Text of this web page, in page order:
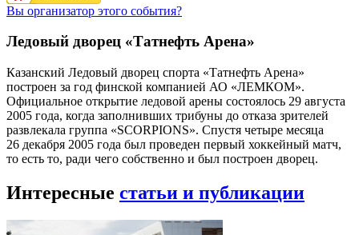
Вы организатор этого события?
Ледовый дворец «Татнефть Арена»
Казанский Ледовый дворец спорта «Татнефть Арена»
построен за год финской компанией АО «ЛЕМКОМ».
Официальное открытие ледовой арены состоялось 29 августа
2005 года, когда заполнивших трибуны до отказа зрителей
развлекала группа «SCORPIONS». Спустя четыре месяца
26 декабря 2005 года был проведен первый хоккейный матч,
то есть то, ради чего собственно и был построен дворец.
Интересные статьи и публикации